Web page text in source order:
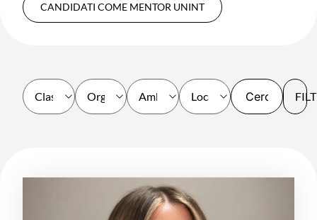
CANDIDATI COME MENTOR UNINT